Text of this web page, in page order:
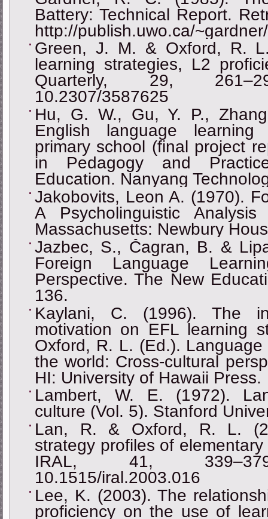
Battery: Technical Report.
http://publish.uwo.ca/
Green, J. M. & Oxford, R.
learning strategies, L2
Quarterly, 29,
10.2307/3587625
Hu, G. W., Gu, Y. P.,
English language
primary school (final project
in Pedagogy and
Education. Nanyang
Jakobovits, Leon A. (1970).
A Psycholinguistic
Massachusetts: Newbury
Jazbec, S., Čagran, B. &
Foreign Language
Perspective. The New
136.
Kaylani, C. (1996). The
motivation on EFL learning
Oxford, R. L. (Ed.).
the world: Cross-cultural
HI: University of Hawaii Press.
Lambert, W. E. (1972).
culture (Vol. 5). Stanford
Lan, R. & Oxford, R. L.
strategy profiles of
IRAL, 41, 339–379.
10.1515/iral.2003.016
Lee, K. (2003). The
proficiency on the use of